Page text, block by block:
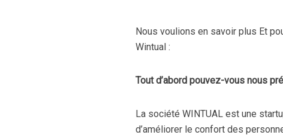
Nous voulions en savoir plus Et
Wintual :
Tout d’abord pouvez-vous nous
La société WINTUAL est une
d’améliorer le confort des